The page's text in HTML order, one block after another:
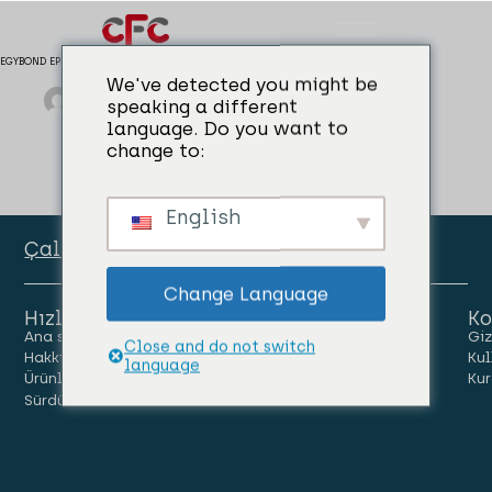
EGYBOND EP
admin 04/04/2024 Beton Onarımı
Çalışan Portalı
Hızlı Linkler
Ana sayfa
Hakkımızda
Ürünler
Sürdürülebilirlik
İnsanlar
Haberler
Kariyer
Bize Ulaşın
We've detected you might be
speaking a different
language. Do you want to
change to:
English
Change Language
Close and do not switch
language